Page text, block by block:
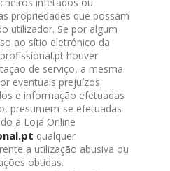
propriedades que possam
utilizador. Se por algum
ao sítio eletrónico da
houver
de serviço, a mesma
eventuais prejuízos.
e informação efetuadas
presumem-se efetuadas
a Loja Online
qualquer
a utilização abusiva ou
obtidas.